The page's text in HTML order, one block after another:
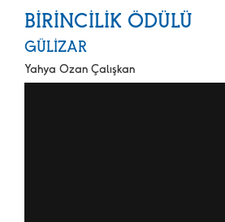
BİRİNCİLİK ÖDÜLÜ
GÜLİZAR
Yahya Ozan Çalışkan